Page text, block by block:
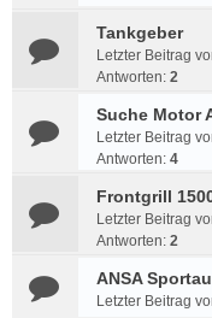
Tankgeber
Letzter Beitrag
Antworten: 2
Suche Motor
Letzter Beitrag
Antworten: 4
Frontgrill
Letzter Beitrag
Antworten: 2
ANSA
Letzter Beitrag